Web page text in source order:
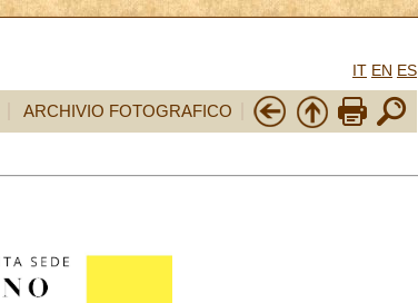
IT EN ES
ARCHIVIO FOTOGRAFICO